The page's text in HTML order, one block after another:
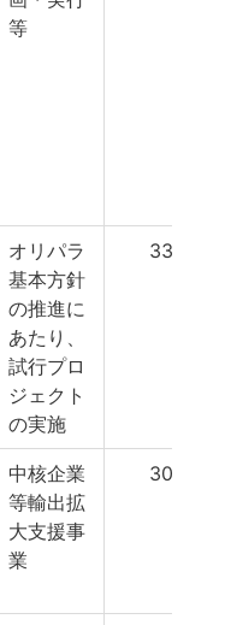
等
オリパラ
基本方針
の推進に
あたり、
試行プロ
ジェクト
の実施
337
中核企業
等輸出拡
大支援事
業
307